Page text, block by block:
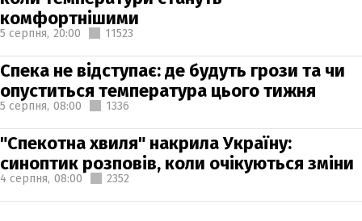
комфортнішими
5 серпня, 20:00 11523
Спека не відступає: де будуть грози та чи
опуститься температура цього тижня
5 серпня, 08:00 1336
"Спекотна хвиля" накрила Україну:
синоптик розповів, коли очікуються зміни
4 серпня, 08:00 2352